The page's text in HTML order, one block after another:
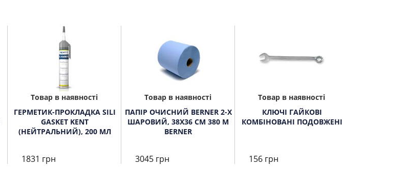
Товар в наявності
ГЕРМЕТИК-ПРОКЛАДКА SILI
GASKET KENT
(НЕЙТРАЛЬНИЙ), 200 МЛ
1831 грн
Товар в наявності
ПАПІР ОЧИСНИЙ BERNER 2-Х
ШАРОВИЙ, 38Х36 СМ 380 М
BERNER
3045 грн
Товар в наявності
КЛЮЧІ ГАЙКОВІ
КОМБІНОВАНІ ПОДОВЖЕНІ
156 грн